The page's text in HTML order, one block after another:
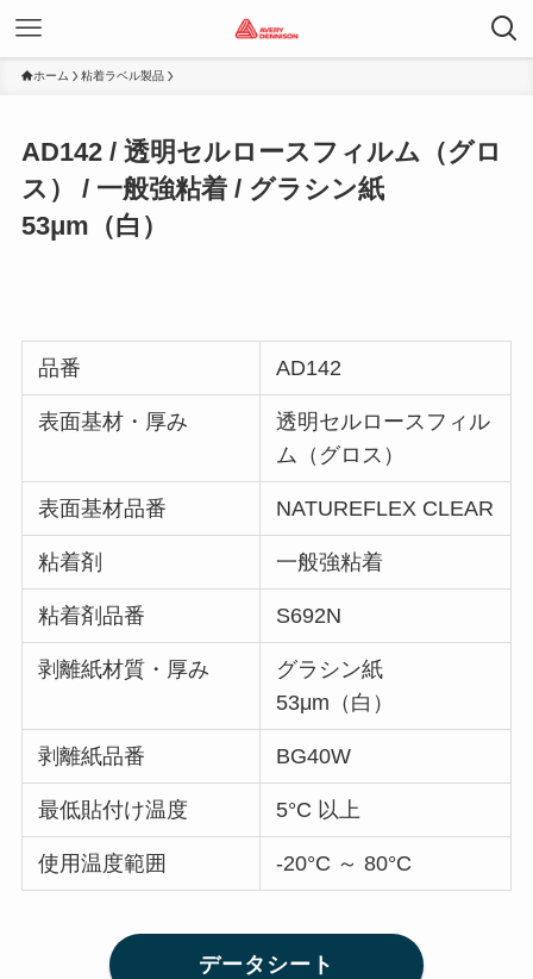
ホーム 粘着ラベル製品
AD142 / 透明セルロースフィルム（グロ
ス） / 一般強粘着 / グラシン紙
53μm（白）
品番 AD142
表面基材・厚み
透明セルロースフィル
ム（グロス）
表面基材品番 NATUREFLEX CLEAR
粘着剤 一般強粘着
粘着剤品番 S692N
剥離紙材質・厚み
グラシン紙
53μm（白）
剥離紙品番 BG40W
最低貼付け温度 5°C 以上
使用温度範囲 -20°C ～ 80°C
データシート